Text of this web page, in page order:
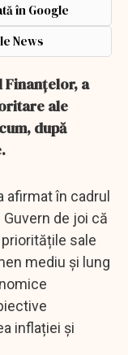
în Google
News
Finanţelor, a
ale
după
afirmat în cadrul
de joi că
sale
mediu și lung
inflației și